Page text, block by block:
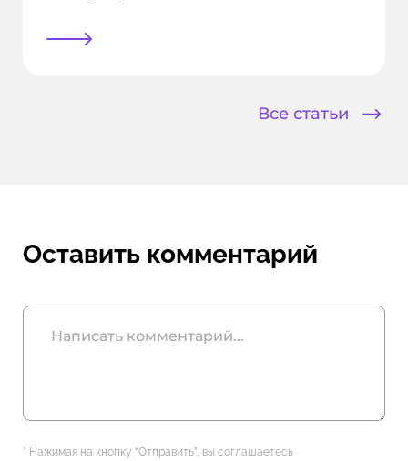
Все статьи
Оставить комментарий
* Нажимая на кнопку “Отправить”, вы соглашаетесь